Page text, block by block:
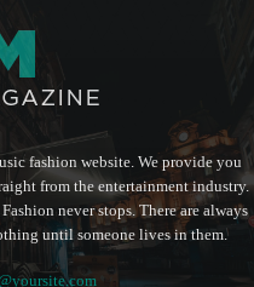
fashion website. We provide you
from the entertainment industry.
never stops. There are always
until someone lives in them.